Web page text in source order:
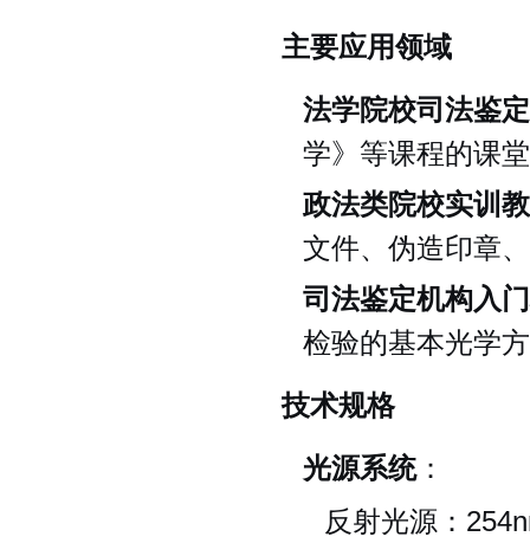
主要应用领域
法学院校司法鉴
学》等课程的课
政法类院校实训
文件、伪造印章
司法鉴定机构入
检验的基本光学
技术规格
光源系统：
反射光源：